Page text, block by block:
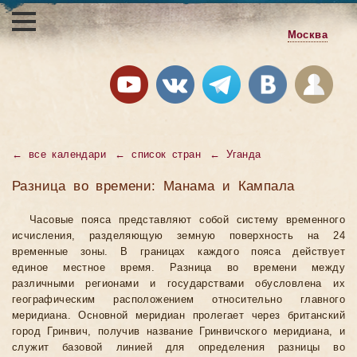
Москва
← все календари ←список стран ←Уганда
Разница во времени: Манама и Кампала
Часовые пояса представляют собой систему временного
исчисления, разделяющую земную поверхность на 24
временные зоны. В границах каждого пояса действует
единое местное время. Разница во времени между
различными регионами и государствами обусловлена их
географическим расположением относительно главного
меридиана. Основной меридиан пролегает через британский
город Гринвич, получив название Гринвичского меридиана, и
служит базовой линией для определения разницы во